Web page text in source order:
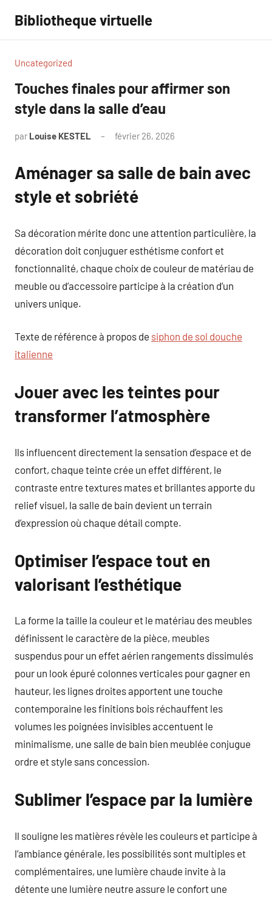
contenu
Bibliotheque virtuelle
Uncategorized
Touches finales pour affirmer son
style dans la salle d’eau
par Louise KESTEL février 26, 2026
Aménager sa salle de bain avec
style et sobriété
Sa décoration mérite donc une attention particulière, la
décoration doit conjuguer esthétisme confort et
fonctionnalité, chaque choix de couleur de matériau de
meuble ou d’accessoire participe à la création d’un
univers unique.
Texte de référence à propos de siphon de sol douche
italienne
Jouer avec les teintes pour
transformer l’atmosphère
Ils influencent directement la sensation d’espace et de
confort, chaque teinte crée un effet différent, le
contraste entre textures mates et brillantes apporte du
relief visuel, la salle de bain devient un terrain
d’expression où chaque détail compte.
Optimiser l’espace tout en
valorisant l’esthétique
La forme la taille la couleur et le matériau des meubles
définissent le caractère de la pièce, meubles
suspendus pour un effet aérien rangements dissimulés
pour un look épuré colonnes verticales pour gagner en
hauteur, les lignes droites apportent une touche
contemporaine les finitions bois réchauffent les
volumes les poignées invisibles accentuent le
minimalisme, une salle de bain bien meublée conjugue
ordre et style sans concession.
Sublimer l’espace par la lumière
Il souligne les matières révèle les couleurs et participe à
l’ambiance générale, les possibilités sont multiples et
complémentaires, une lumière chaude invite à la
détente une lumière neutre assure le confort une